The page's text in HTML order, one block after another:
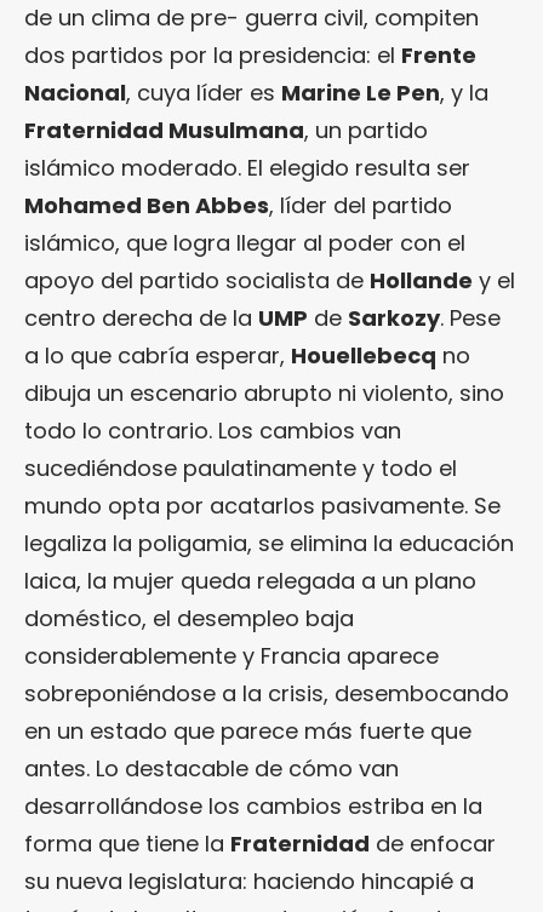
de un clima de pre- guerra civil, compiten
dos partidos por la presidencia: el Frente
Nacional, cuya líder es Marine Le Pen, y la
Fraternidad Musulmana, un partido
islámico moderado. El elegido resulta ser
Mohamed Ben Abbes, líder del partido
islámico, que logra llegar al poder con el
apoyo del partido socialista de Hollande y el
centro derecha de la UMP de Sarkozy. Pese
a lo que cabría esperar, Houellebecq no
dibuja un escenario abrupto ni violento, sino
todo lo contrario. Los cambios van
sucediéndose paulatinamente y todo el
mundo opta por acatarlos pasivamente. Se
legaliza la poligamia, se elimina la educación
laica, la mujer queda relegada a un plano
doméstico, el desempleo baja
considerablemente y Francia aparece
sobreponiéndose a la crisis, desembocando
en un estado que parece más fuerte que
antes. Lo destacable de cómo van
desarrollándose los cambios estriba en la
forma que tiene la Fraternidad de enfocar
su nueva legislatura: haciendo hincapié a